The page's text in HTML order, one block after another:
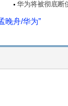
华为将被彻底断
晚舟/华为”